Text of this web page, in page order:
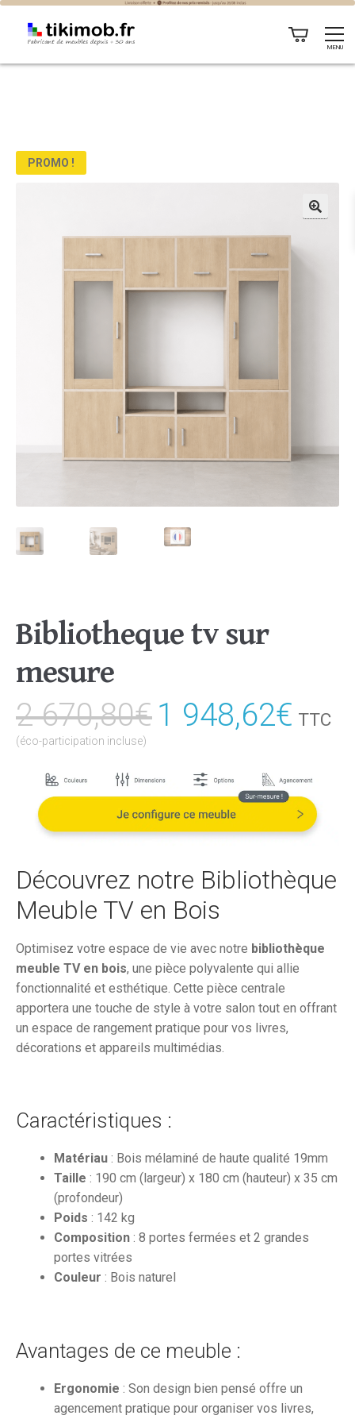
MENU
PROMO !
Bibliotheque tv sur
mesure
2 670,80€Le
initial
était :
2
670,80€.
1 948,62€Le
est :
1
TTC
(éco-participation incluse)
Découvrez notre Bibliothèque
Meuble TV en Bois
Optimisez votre espace de vie avec notre bibliothèque
meuble TV en bois, une pièce polyvalente qui allie
fonctionnalité et esthétique. Cette pièce centrale
apportera une touche de style à votre salon tout en offrant
un espace de rangement pratique pour vos livres,
décorations et appareils multimédias.
Caractéristiques :
Matériau : Bois mélaminé de haute qualité 19mm
Taille : 190 cm (largeur) x 180 cm (hauteur) x 35 cm
(profondeur)
Poids : 142 kg
Composition : 8 portes fermées et 2 grandes
portes vitrées
Couleur : Bois naturel
Avantages de ce meuble :
Ergonomie : Son design bien pensé offre un
agencement pratique pour organiser vos livres,